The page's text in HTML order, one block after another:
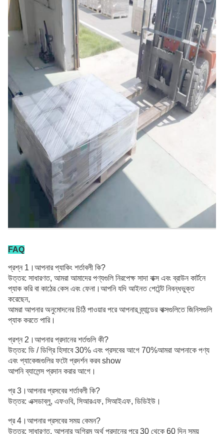
FAQ
প্রশ্ন 1।আপনার প্যাকিং শর্তাবলী কি?
উত্তর: সাধারণত, আমরা আমাদের পণ্যগুলি নিরপেক্ষ সাদা বাক্স এবং ব্রাউন কার্টনে
প্যাক করিবা কাঠের কেস এবং ফেনা ।আপনি যদি আইনত পেটেন্ট নিবন্ধভুক্ত
করেছেন,
আমরা আপনার অনুমোদনের চিঠি পাওয়ার পরে আপনার ব্র্যান্ডের বাক্সগুলিতে জিনিসগুলি
প্যাক করতে পারি।
প্রশ্ন 2।আপনার প্রদানের শর্তগুলি কী?
উত্তর: ডি / ডিগ্রি হিসাবে 30% এবং প্রসবের আগে 70%আমরা আপনাকে পণ্য
এবং প্যাকেজগুলির ফটো প্রদর্শন করব show
আপনি ব্যালেন্স প্রদান করার আগে।
প্র 3।আপনার প্রসবের শর্তাবলী কি?
উত্তর: এক্সডাব্লু, এফওবি, সিআরএফ, সিআইএফ, ডিডিইউ।
প্র 4।আপনার প্রসবের সময় কেমন?
উত্তর: সাধারণত, আপনার অগ্রিম অর্থ প্রদানের পরে 30 থেকে 60 দিন সময়